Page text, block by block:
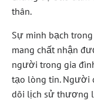
thân.
Sự minh bạch
mang chất nhận
người trong gia
tạo lòng tin. Người
dõi lịch sử thương